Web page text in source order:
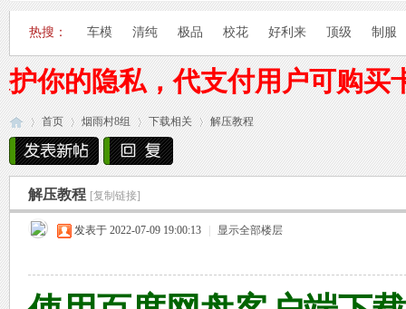
轻抚细雨洒红楼，美人徐步舞花楸。
妍姿如水舞雨涵，美人翩然走湖畔。
风雨中的美人啊，纤腰若素玉，乱发似云烟。
雨中邂逅美人笑，花颜如露醉心间。
霏霏细雨湿樱唇，美人微笑照晚云。
柳袖轻舞如飞燕，雨中美人恋长衫。
美人在雨中舞翩翩，如花洒泪映窗前。
热搜： 车模 清纯 极品 校花 好利来 顶级 制服
你的隐私，代支付用户可购买
»
首页
›
烟雨村8组
›
下载相关 解压教程
解压教程 [复制链接]
发表于 2022-07-09 19:00:13 显示全部楼层